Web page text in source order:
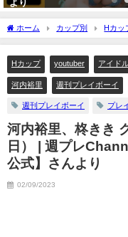
ぴ / marupiさんより
ホーム カップ別 Hカッ
日） | 週プレChannel【集英社 週
Hカップ youtuber アイド
河内裕里 週刊プレイボーイ
週刊プレイボーイ プレ
河内裕里、柊きき
日） | 週プレ
公式】さんより
02/09/2023